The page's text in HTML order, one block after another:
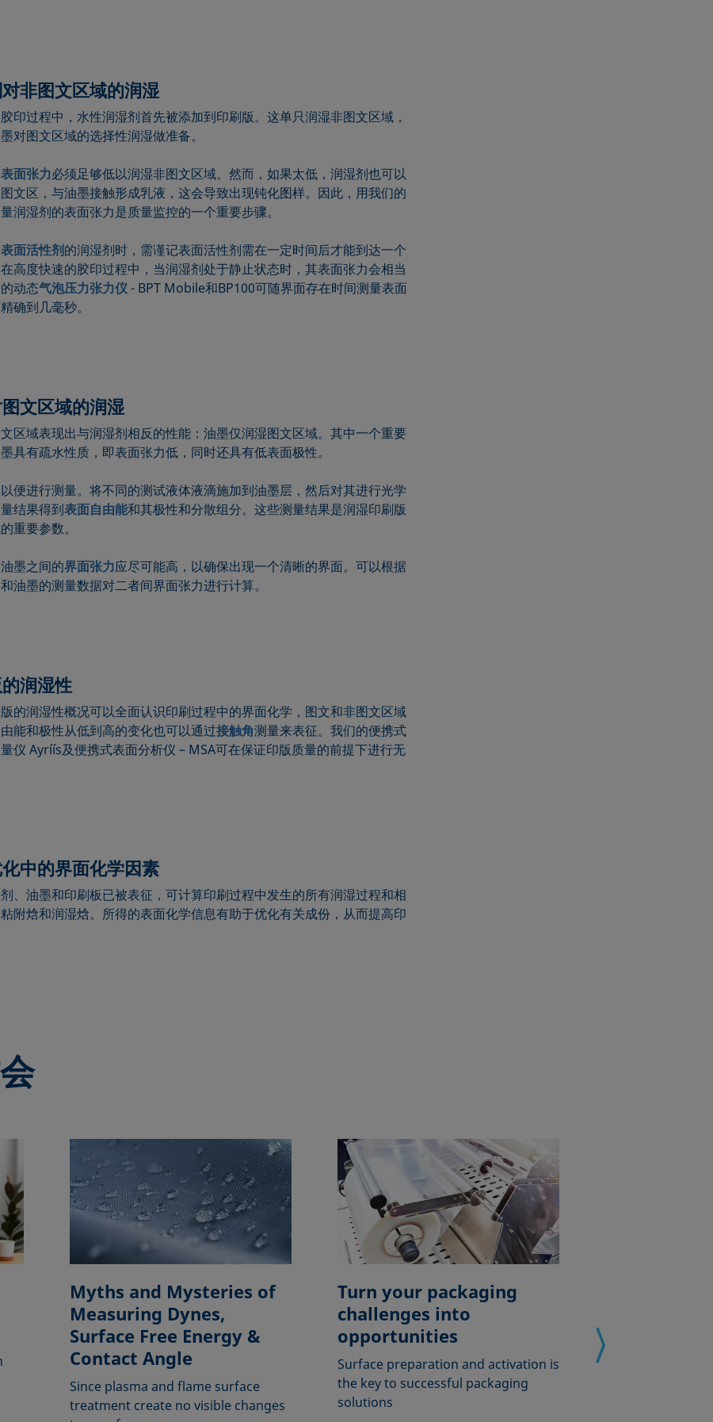
非图文区域的润湿
印过程中，水性润湿剂首先被添加到印刷版。这单只润湿非图文区域，
对图文区域的选择性润湿做准备。
表面张力必须足够低以润湿非图文区域。然而，如果太低，润湿剂也可以
文区，与油墨接触形成乳液，这会导致出现钝化图样。因此，用我们的
润湿剂的表面张力是质量监控的一个重要步骤。
表面活性剂的润湿剂时，需谨记表面活性剂需在一定时间后才能到达一个
高度快速的胶印过程中，当润湿剂处于静止状态时，其表面张力会相当
动态气泡压力张力仪 - BPT Mobile和BP100可随界面存在时间测量表面
确到几毫秒。
文区域的润湿
区域表现出与润湿剂相反的性能：油墨仅润湿图文区域。其中一个重要
具有疏水性质，即表面张力低，同时还具有低表面极性。
便进行测量。将不同的测试液体液滴施加到油墨层，然后对其进行光学
结果得到表面自由能和其极性和分散组分。这些测量结果是润湿印刷版
重要参数。
墨之间的界面张力应尽可能高，以确保出现一个清晰的界面。可以根据
油墨的测量数据对二者间界面张力进行计算。
润湿性
的润湿性概况可以全面认识印刷过程中的界面化学，图文和非图文区域
能和极性从低到高的变化也可以通过接触角测量来表征。我们的便携式
仪 Ayríís及便携式表面分析仪 – MSA可在保证印版质量的前提下进行无
中的界面化学因素
、油墨和印刷板已被表征，可计算印刷过程中发生的所有润湿过程和相
附焓和润湿焓。所得的表面化学信息有助于优化有关成份，从而提高印
Myths and Mysteries of
Measuring Dynes,
Surface Free Energy &
Contact Angle
Since plasma and flame surface
treatment create no visible changes
Turn your packaging
challenges into
opportunities
Surface preparation and activation is
the key to successful packaging
solutions